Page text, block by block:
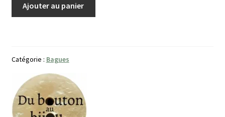
Ajouter au panier
Catégorie : Bagues